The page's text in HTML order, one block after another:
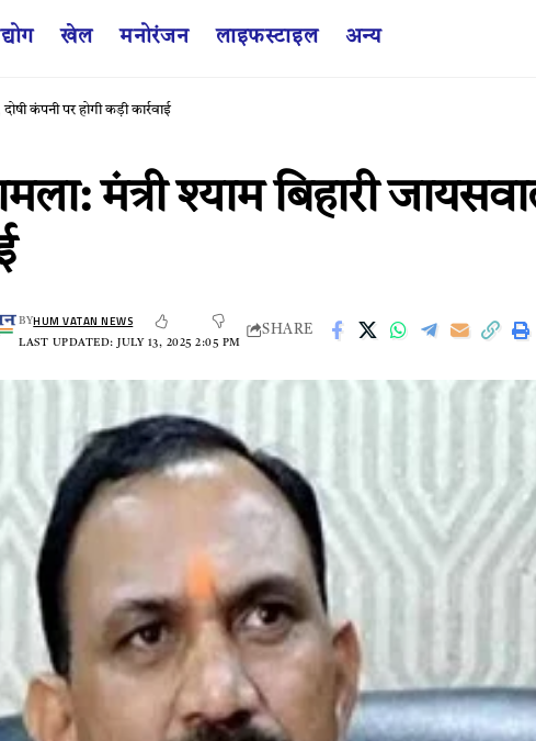
खेल मनोरंजन लाइफस्टाइल अन्य
कंपनी पर होगी कड़ी कार्रवाई
मंत्री श्याम बिहारी
LAST UPDATED: JULY 13, 2025 2:05 PM
BYHUM VATAN NEWS
SHARE